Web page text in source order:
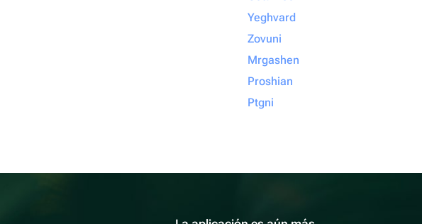
Yeghvard
Zovuni
Mrgashen
Proshian
Ptgni